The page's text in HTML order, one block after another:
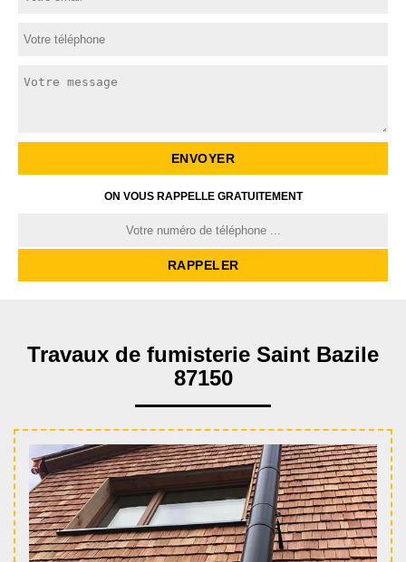
ON VOUS RAPPELLE GRATUITEMENT
Travaux de fumisterie Saint Bazile
87150